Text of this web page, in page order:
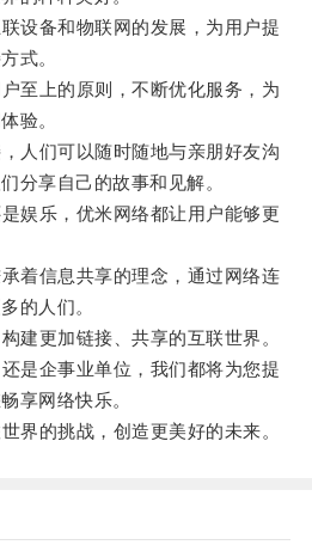
备和物联网的发展，为用户提
式。
上的原则，不断优化服务，为
验。
们可以随时随地与亲朋好友沟
分享自己的故事和见解。
乐，优米网络都让用户能够更
信息共享的理念，通过网络连
的人们。
更加链接、共享的互联世界。
企事业单位，我们都将为您提
享网络快乐。
的挑战，创造更美好的未来。